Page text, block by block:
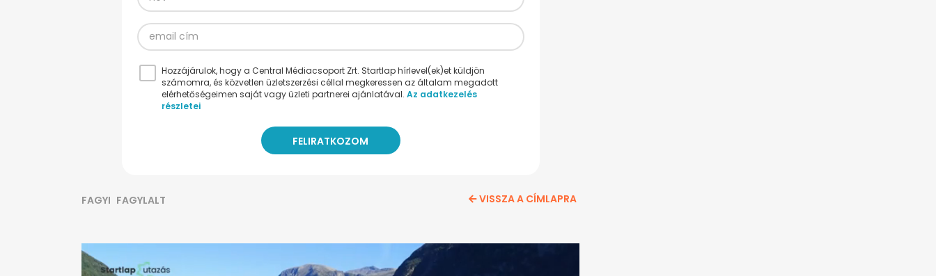
Hozzájárulok, hogy a Central Médiacsoport Zrt. Startlap hírlevel(ek)et küldjön
számomra, és közvetlen üzletszerzési céllal megkeressen az általam megadott
elérhetőségeimen saját vagy üzleti partnerei ajánlatával. Az adatkezelés
részletei
FAGYI FAGYLALT VISSZA A CÍMLAPRA